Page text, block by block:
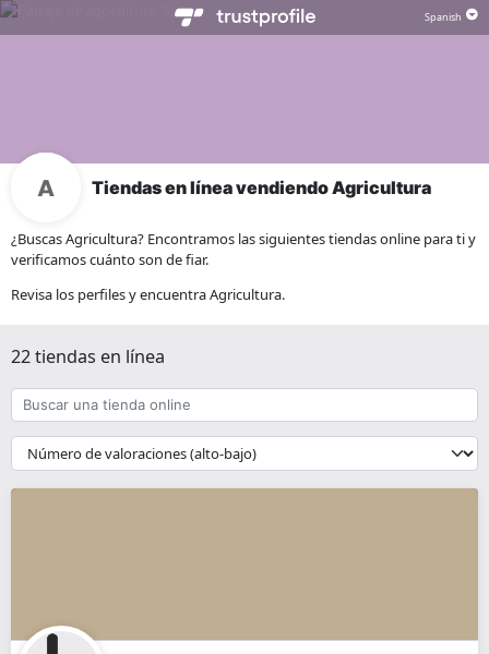
Tiendas en línea vendiendo Agricultura
¿Buscas Agricultura? Encontramos las siguientes tiendas online para ti y
verificamos cuánto son de fiar.
Revisa los perfiles y encuentra Agricultura.
22 tiendas en línea
Buscar
una
tienda
online
{{
__('Sort')
}}